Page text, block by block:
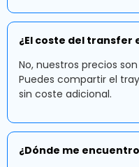
¿El coste del transfer
No, nuestros precios
Puedes compartir el
sin coste adicional.
¿Dónde me